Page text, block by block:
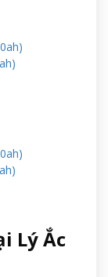
Lý Ắc